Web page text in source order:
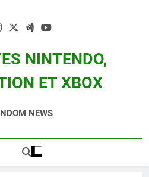
NINTENDO,
ET XBOX
Pokemon Entre Autres
NEWS